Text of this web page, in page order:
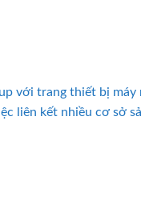
với trang thiết bị máy
liên kết nhiều cơ sở